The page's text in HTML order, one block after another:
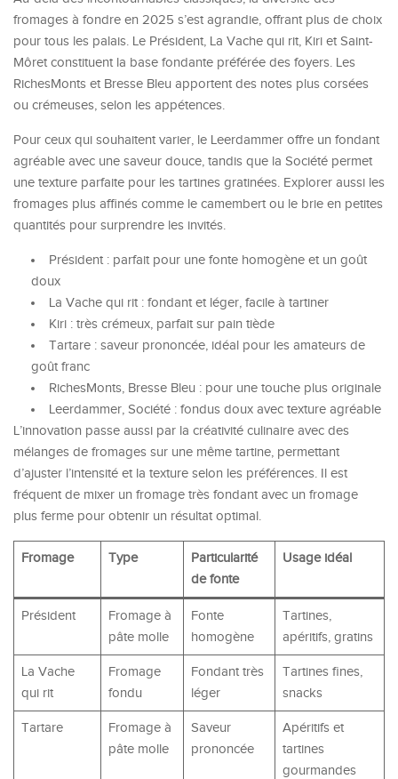
fromages à fondre en 2025 s’est agrandie, offrant plus de choix
pour tous les palais. Le Président, La Vache qui rit, Kiri et Saint-
Môret constituent la base fondante préférée des foyers. Les
RichesMonts et Bresse Bleu apportent des notes plus corsées
ou crémeuses, selon les appétences.
Pour ceux qui souhaitent varier, le Leerdammer offre un fondant
agréable avec une saveur douce, tandis que la Société permet
une texture parfaite pour les tartines gratinées. Explorer aussi les
fromages plus affinés comme le camembert ou le brie en petites
quantités pour surprendre les invités.
Président : parfait pour une fonte homogène et un goût
doux
La Vache qui rit : fondant et léger, facile à tartiner
Kiri : très crémeux, parfait sur pain tiède
Tartare : saveur prononcée, idéal pour les amateurs de
goût franc
RichesMonts, Bresse Bleu : pour une touche plus originale
Leerdammer, Société : fondus doux avec texture agréable
L’innovation passe aussi par la créativité culinaire avec des
mélanges de fromages sur une même tartine, permettant
d’ajuster l’intensité et la texture selon les préférences. Il est
fréquent de mixer un fromage très fondant avec un fromage
plus ferme pour obtenir un résultat optimal.
Fromage Type
Particularité
de fonte
Usage idéal
Président
Fromage à
pâte molle
Fonte
homogène
Tartines,
apéritifs, gratins
La Vache
qui rit
Fromage
fondu
Fondant très
léger
Tartines fines,
snacks
Tartare
Fromage à
pâte molle
Saveur
prononcée
Apéritifs et
tartines
gourmandes